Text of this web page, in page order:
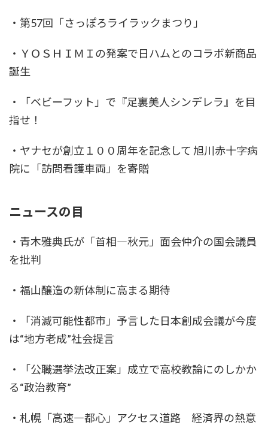
・第57回「さっぽろライラックまつり」
・ＹＯＳＨＩＭＩの発案で日ハムとのコラボ新商品
誕生
・「ベビーフット」で『足裏美人シンデレラ』を目
指せ！
・ヤナセが創立１００周年を記念して 旭川赤十字病
院に「訪問看護車両」を寄贈
ニュースの目
・青木雅典氏が「首相―秋元」面会仲介の国会議員
を批判
・福山醸造の新体制に高まる期待
・「消滅可能性都市」予言した日本創成会議が今度
は“地方老成”社会提言
・「公職選挙法改正案」成立で高校教論にのしかか
る“政治教育”
・札幌「高速―都心」アクセス道路 経済界の熱意